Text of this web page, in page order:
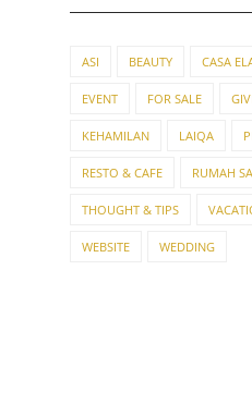
ASI BEAUTY CASA
EVENT FOR SALE
KEHAMILAN LAIQA
RESTO & CAFE RUMAH
THOUGHT & TIPS
WEBSITE WEDDING